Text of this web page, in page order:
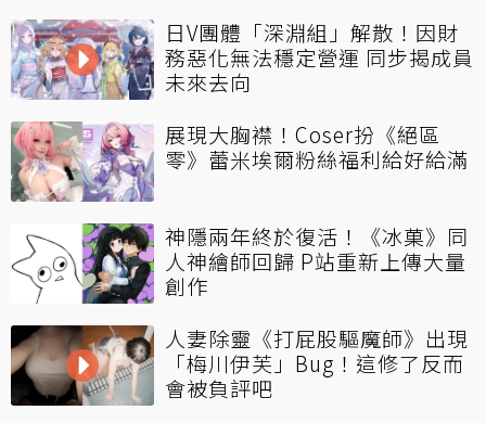
日V團體「深淵組」解散！因財
務惡化無法穩定營運 同步揭成員
未來去向
展現大胸襟！Coser扮《絕區
零》蕾米埃爾粉絲福利給好給滿
神隱兩年終於復活！《冰菓》同
人神繪師回歸 P站重新上傳大量
創作
人妻除靈《打屁股驅魔師》出現
「梅川伊芙」Bug！這修了反而
會被負評吧